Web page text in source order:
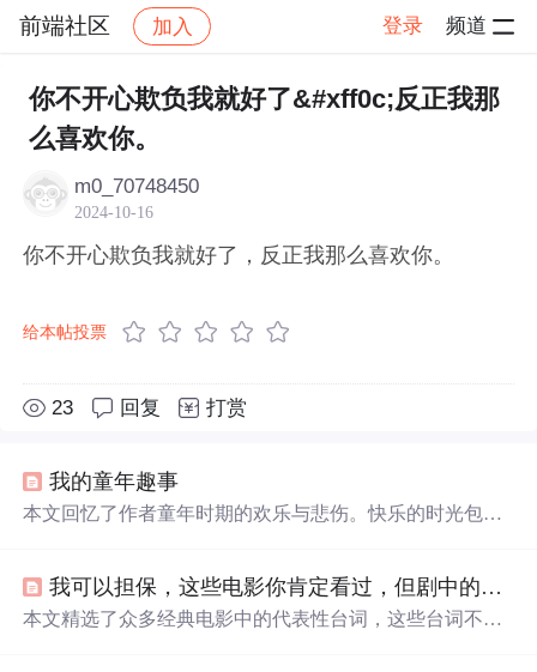
前端社区 加入 登录 频道
社区 前端社区 感慨 帖子详情
你不开心欺负我就好了&#xff0c;反正我那
么喜欢你。
m0_70748450
2024-10-16
你不开心欺负我就好了，反正我那么喜欢你。
给本帖投票
23 回复 打赏
我的童年趣事
本文回忆了作者童年时期的欢乐与悲伤。快乐的时光包括
记忆。
我可以担保，这些电影你肯定看过，但剧中的台词，你还记得不？
本文精选了众多经典电影中的代表性台词，这些台词不仅